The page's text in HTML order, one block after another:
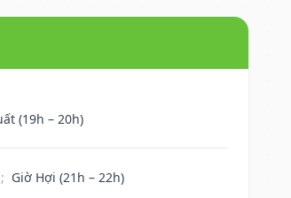
(19h – 20h)
; Giờ Hợi (21h – 22h)